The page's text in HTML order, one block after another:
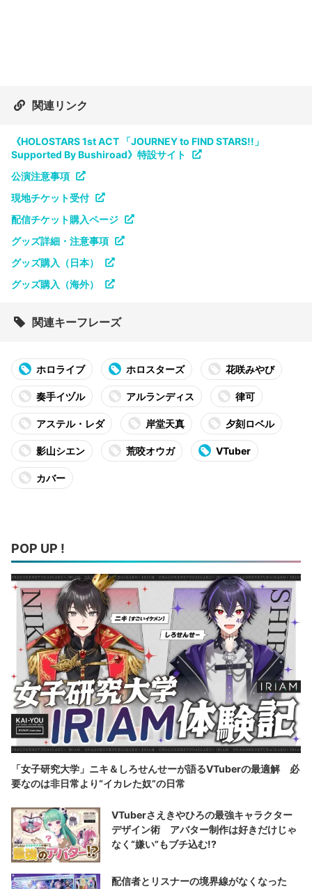
関連リンク
《HOLOSTARS 1st ACT 「JOURNEY to FIND STARS!!」
Supported By Bushiroad》特設サイト
公演注意事項
現地チケット受付
配信チケット購入ページ
グッズ詳細・注意事項
グッズ購入（日本）
グッズ購入（海外）
関連キーフレーズ
ホロライブ ホロスターズ 花咲みやび
奏手イヅル アルランディス 律可
アステル・レダ 岸堂天真 夕刻ロベル
影山シエン 荒咬オウガ VTuber
カバー
POP UP !
「女子研究大学」ニキ＆しろせんせーが語るVTuberの最適解 必
要なのは非日常より“イカレた奴”の日常
VTuberさえきやひろの最強キャラクター
デザイン術 アバター制作は好きだけじゃ
なく“嫌い”もブチ込む!?
配信者とリスナーの境界線がなくなった